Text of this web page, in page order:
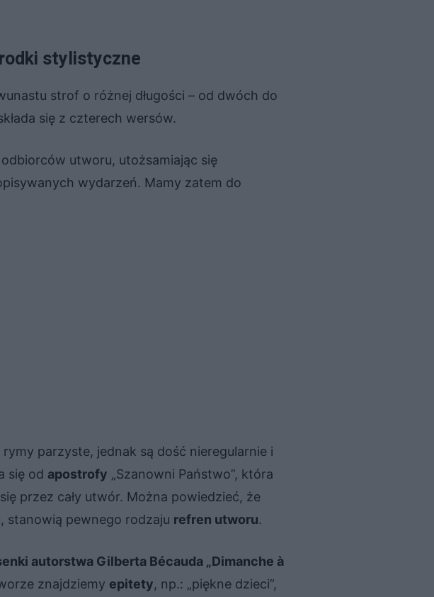
stylistyczne
strof o różnej długości – od dwóch do
się z czterech wersów.
utworu, utożsamiając się
wydarzeń. Mamy zatem do
rymy parzyste, jednak są dość nieregularnie i
się od apostrofy „Szanowni Państwo”, która
przez cały utwór. Można powiedzieć, że
stanowią pewnego rodzaju refren utworu.
autorstwa Gil­ber­ta Bécau­da „Dimanche à
znajdziemy epitety, np.: „piękne dzieci”,